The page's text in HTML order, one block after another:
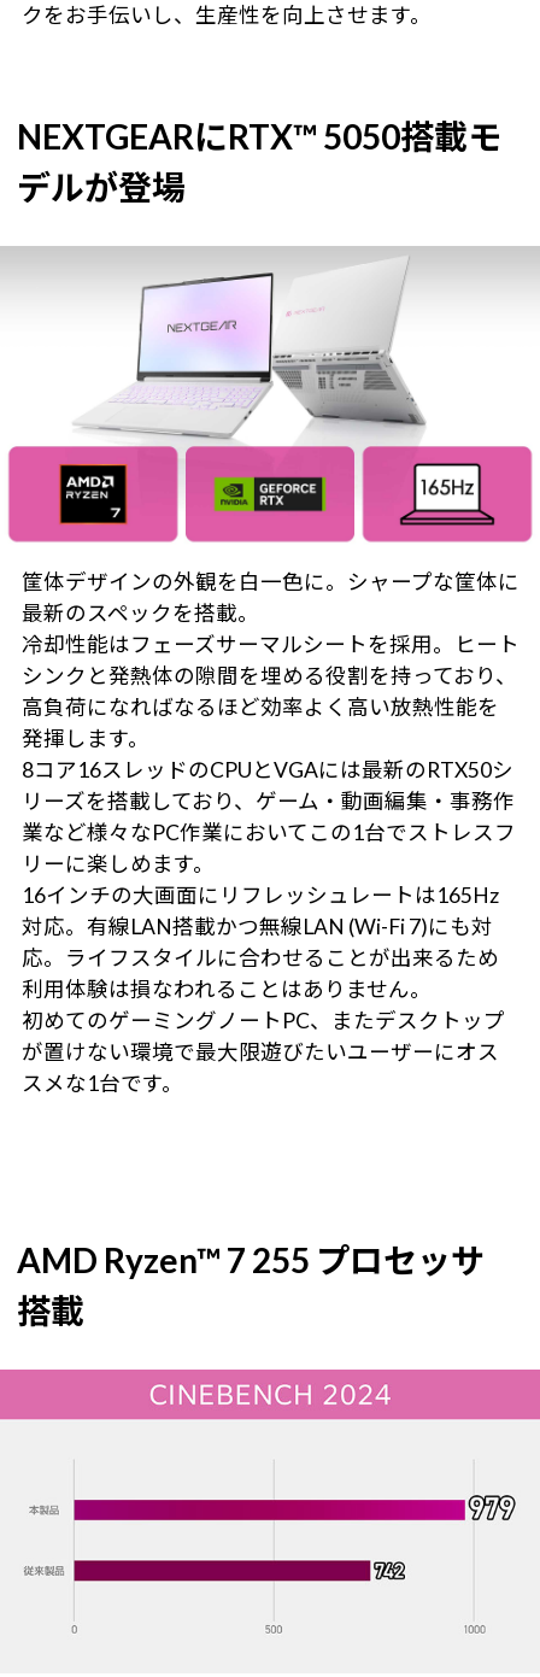
クをお手伝いし、生産性を向上させます。
NEXTGEARにRTX™ 5050搭載モ
デルが登場
筐体デザインの外観を白一色に。シャープな筐体に
最新のスペックを搭載。
冷却性能はフェーズサーマルシートを採用。ヒート
シンクと発熱体の隙間を埋める役割を持っており、
高負荷になればなるほど効率よく高い放熱性能を
発揮します。
8コア16スレッドのCPUとVGAには最新のRTX50シ
リーズを搭載しており、ゲーム・動画編集・事務作
業など様々なPC作業においてこの1台でストレスフ
リーに楽しめます。
16インチの大画面にリフレッシュレートは165Hz
対応。有線LAN搭載かつ無線LAN (Wi-Fi 7)にも対
応。ライフスタイルに合わせることが出来るため
利用体験は損なわれることはありません。
初めてのゲーミングノートPC、またデスクトップ
が置けない環境で最大限遊びたいユーザーにオス
スメな1台です。
AMD Ryzen™ 7 255 プロセッサ
搭載